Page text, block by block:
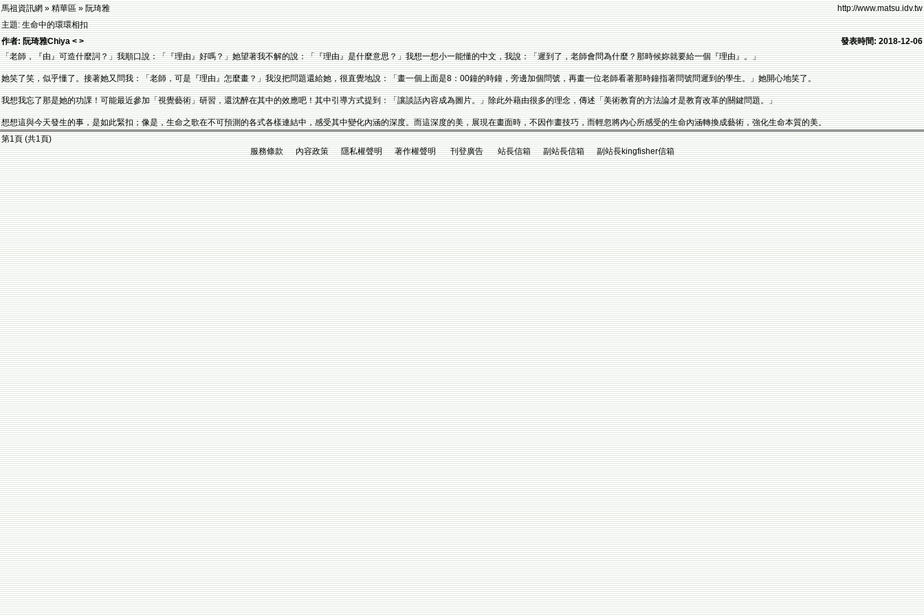
馬祖資訊網 » 精華區 » 阮琦雅
http://www.matsu.idv.tw
主題: 生命中的環環相扣
作者: 阮琦雅Chiya < >
發表時間: 2018-12-06
「老師，『由』可造什麼詞？」我順口說：「『理由』好嗎？」她望著我不解的說：「『理由』是什麼意思？」我想一想小一能懂的中文，我說：「遲到了，老師會問為什麼？那時候妳就要給一個『理由』。」
她笑了笑，似乎懂了。接著她又問我：「老師，可是『理由』怎麼畫？」我沒把問題還給她，很直覺地說：「畫一個上面是8：00鐘的時鐘，旁邊加個問號，再畫一位老師看著那時鐘指著問號問遲到的學生。」她開心地笑了。
我想我忘了那是她的功課！可能最近參加「視覺藝術」研習，還沈醉在其中的效應吧！其中引導方式提到：「讓談話內容成為圖片。」除此外藉由很多的理念，傳述「美術教育的方法論才是教育改革的關鍵問題。」
想想這與今天發生的事，是如此緊扣；像是，生命之歌在不可預測的各式各樣連結中，感受其中變化內涵的深度。而這深度的美，展現在畫面時，不因作畫技巧，而輕忽將內心所感受的生命內涵轉換成藝術，強化生命本質的美。
第1頁 (共1頁)
服務條款 內容政策 隱私權聲明 著作權聲明 刊登廣告 站長信箱 副站長信箱 副站長kingfisher信箱